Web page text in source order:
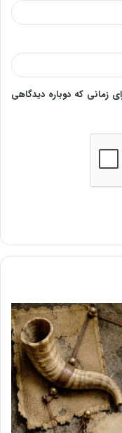
زمانی که دوباره دیدگاهی